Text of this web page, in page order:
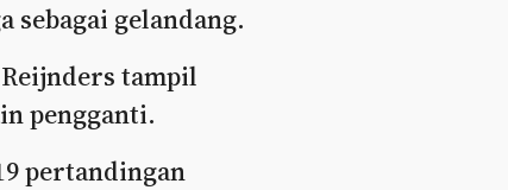
sebagai gelandang.
Reijnders tampil
pengganti.
pertandingan